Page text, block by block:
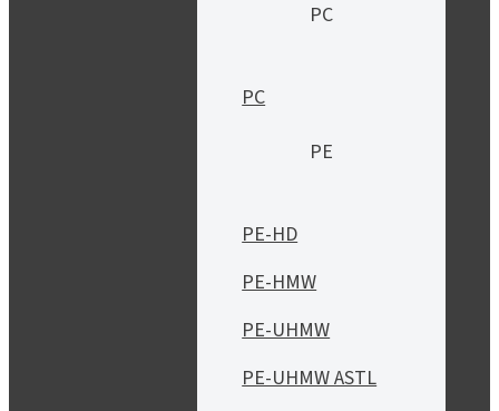
PC
PC
PE
PE-HD
PE-HMW
PE-UHMW
PE-UHMW ASTL